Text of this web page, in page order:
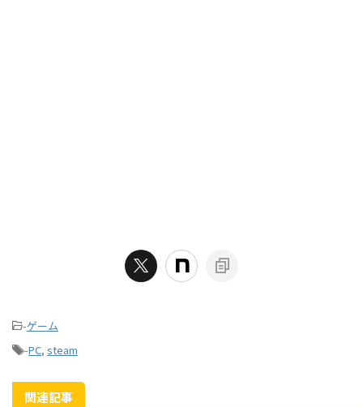
-ゲーム
-PC, steam
関連記事